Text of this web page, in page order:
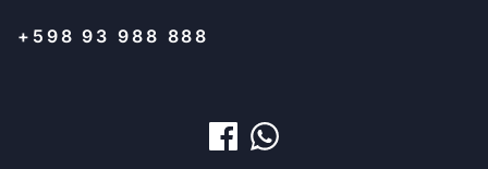
+598 93 988 888